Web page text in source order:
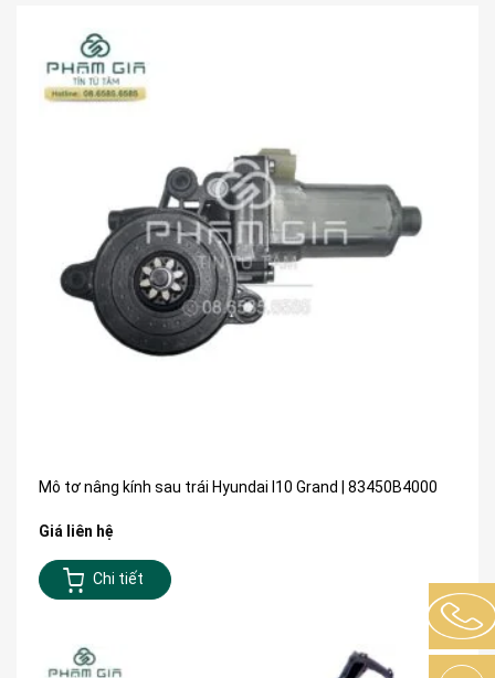
Mô tơ nâng kính sau trái Hyundai I10 Grand | 83450B4000
Giá liên hệ
Chi tiết